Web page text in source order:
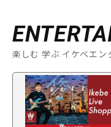
楽しむ 学ぶ イケベエン